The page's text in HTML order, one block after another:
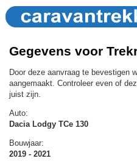
Gegevens voor
Door deze aanvraag te bevestigen
aangemaakt. Controleer even of
juist zijn.
Auto:
Dacia Lodgy TCe 130
Bouwjaar:
2019 - 2021